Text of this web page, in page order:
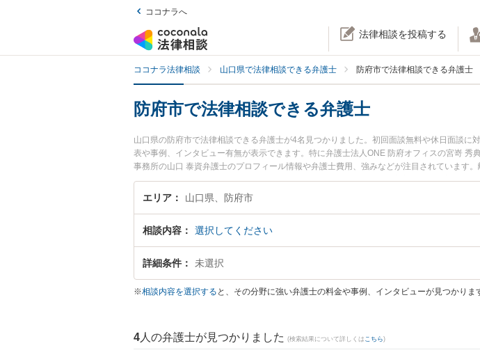
ココナラへ
法律相談を投稿する
ココナラ法律相談 山口県で法律相談できる弁護士 防府市で法律相談できる弁護士
防府市で法律相談できる弁護士
山口県の防府市で法律相談できる弁護士が4名見つかりました。初回面談無料や休日面談
表や事例、インタビュー有無が表示できます。特に弁護士法人ONE 防府オフィスの宮嵜
事務所の山口 泰資弁護士のプロフィール情報や弁護士費用、強みなどが注目されています
護士が多数。こんな法律相談をお持ちの方は是非ご利用ください。防府市で土日や夜間に
遺障害のトラブル解決の実績豊富な近くの弁護士を検索したい』『初回相談無料で自己破
エリア 山口県、防府市
相談内容 選択してください
詳細条件 未選択
※相談内容を選択する と、その分野に強い弁護士の料金や事例、インタビューが見つかりま
4 人の弁護士が見つかりました (検索結果について詳しくは こちら)